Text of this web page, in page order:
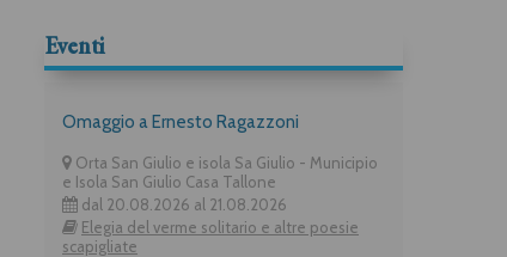
Eventi
Omaggio a Ernesto Ragazzoni
Orta San Giulio e isola Sa Giulio - Municipio
e Isola San Giulio Casa Tallone
dal 20.08.2026 al 21.08.2026
Elegia del verme solitario e altre poesie
scapigliate